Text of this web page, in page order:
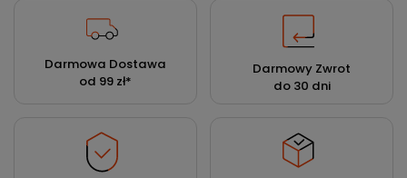
Darmowa Dostawa
od 99 zł*
Darmowy Zwrot
do 30 dni